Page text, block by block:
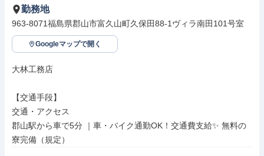
勤務地
963-8071福島県郡山市富久山町久保田88-1ヴィラ南田101号室
Googleマップで開く
大林工務店
【交通手段】
交通・アクセス
郡山駅から車で5分 ｜車・バイク通勤OK！交通費支給✨ 無料の
寮完備（規定）